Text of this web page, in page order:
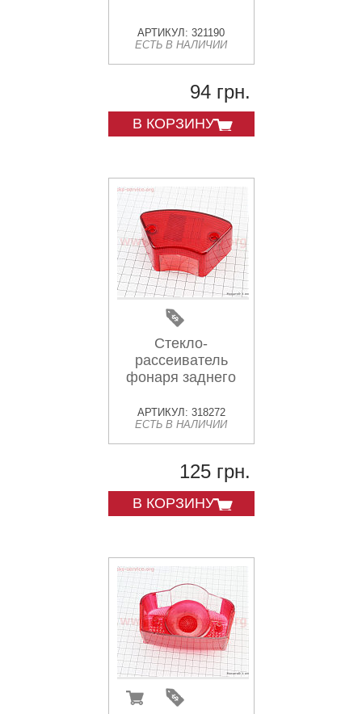
АРТИКУЛ: 321190
ЕСТЬ В НАЛИЧИИ
94 грн.
В КОРЗИНУ
Стекло-
рассеиватель
фонаря заднего
АРТИКУЛ: 318272
ЕСТЬ В НАЛИЧИИ
125 грн.
В КОРЗИНУ